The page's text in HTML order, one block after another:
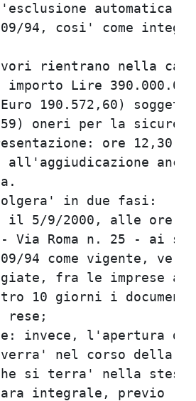
l'esclusione
109/94, cosi'
rientrano
importo Lire
(Euro
oneri per
di
si
il 5/9/2000,
- Via Roma n. 25
109/94 come
fra le
entro 10
fase: invece,
avverra' nel corso
che si terra'
gara integrale,